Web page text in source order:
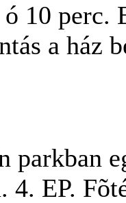
10 perc.
a ház
parkban
4. EP.